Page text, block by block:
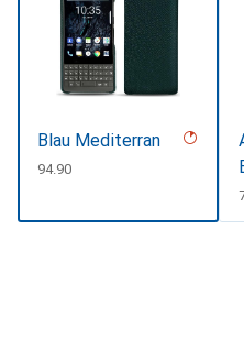
Blau Mediterran
CHF
94.90